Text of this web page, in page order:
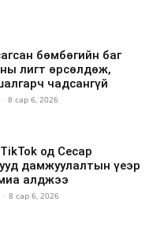
бөмбөгийн баг
лигт өрсөлдөж,
чадсангүй
- 8 сар 6, 2026
од Сесар
дамжуулалтын үеэр
алджээ
- 8 сар 6, 2026